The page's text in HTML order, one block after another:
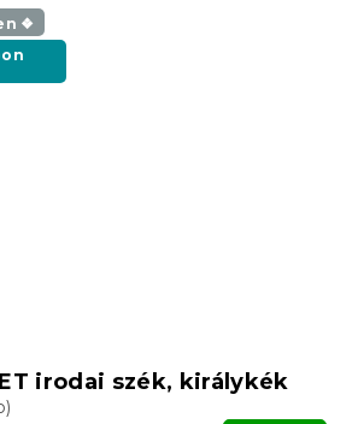
❖
irodai szék, királykék